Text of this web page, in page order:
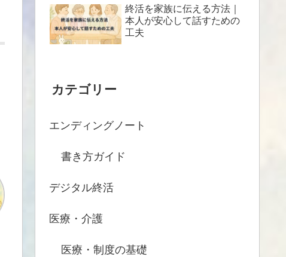
終活を家族に伝える方法｜
本人が安心して話すための
工夫
カテゴリー
エンディングノート
書き方ガイド
デジタル終活
医療・介護
医療・制度の基礎